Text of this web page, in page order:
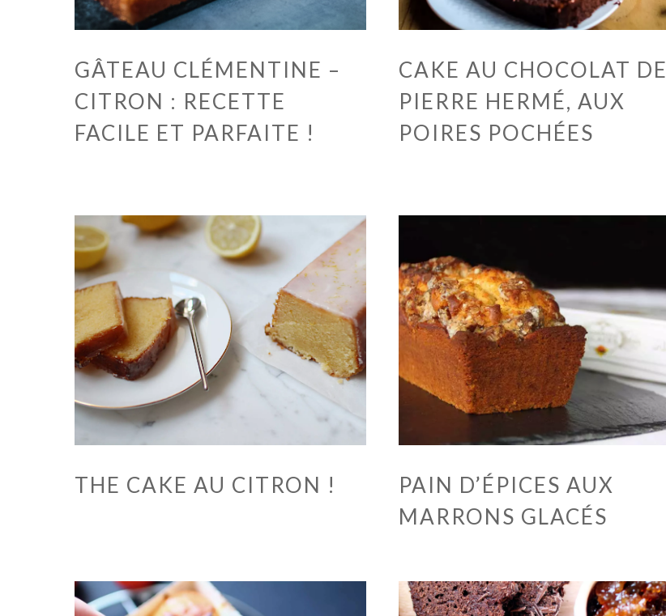
GÂTEAU CLÉMENTINE –
CITRON : RECETTE
FACILE ET PARFAITE !
CAKE AU CHOCOLAT DE
PIERRE HERMÉ, AUX
POIRES POCHÉES
THE CAKE AU CITRON !
PAIN D’ÉPICES AUX
MARRONS GLACÉS